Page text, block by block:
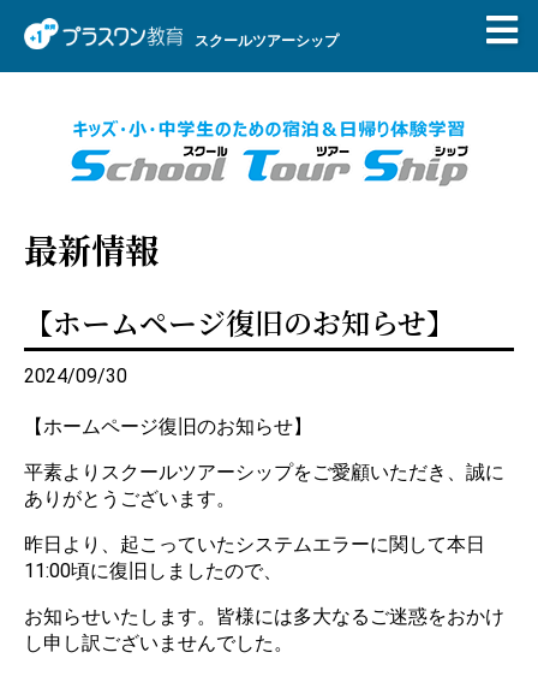
スクールツアーシップ
最新情報
【ホームページ復旧のお知らせ】
2024/09/30
【ホームページ復旧のお知らせ】
平素よりスクールツアーシップをご愛顧いただき、誠に
ありがとうございます。
昨日より、起こっていたシステムエラーに関して本日
11:00頃に復旧しましたので、
お知らせいたします。皆様には多大なるご迷惑をおかけ
し申し訳ございませんでした。